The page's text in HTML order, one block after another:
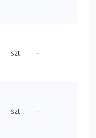
szt –
szt –